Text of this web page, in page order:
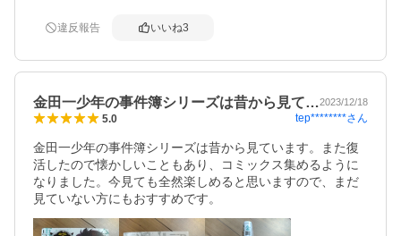
違反報告 いいね3
金田一少年の事件簿シリーズは昔から見て…2023/12/18
5.0 tep********さん
金田一少年の事件簿シリーズは昔から見ています。また復
活したので懐かしいこともあり、コミックス集めるように
なりました。今見ても全然楽しめると思いますので、まだ
見ていない方にもおすすめです。